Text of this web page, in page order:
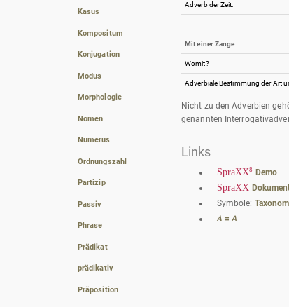
Kasus
Kompositum
Konjugation
Modus
Morphologie
Nomen
Numerus
Ordnungszahl
Partizip
Passiv
Phrase
Prädikat
prädikativ
Präposition
Adverb der Zeit.
Mit einer Zange
Womit?
Adverbiale Bestimmung der Art
Nicht zu den Adverbien
genannten
Links
SpraXX8 Demo
SpraXX
Symbole:
𝑨 = 𝘈